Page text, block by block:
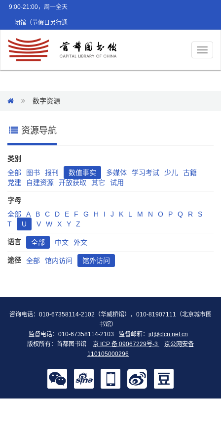
9:00-21:00，周一全天
闭馆（节假日另行通
数字资源
资源导航
类别
全部
图书 报刊 数值事实 多媒体 学习考试 少儿
古籍
党建
自建资源 开放获取 其它 试用
字母
全部
A B C D E F G H I J K L M N O P Q R
S
T
U V W X Y Z
语言 全部 中文 外文
途径 全部 馆内访问 馆外访问
咨询电话：010-67358114-2102（华威桥馆），010-81907111（北京城市图
书馆）
监督电话：010-67358114-2103
监督邮箱： jd@clcn.net.cn
版权所有：首都图书馆
京 ICP 备 09067229号-3
京公网安备
110105000296